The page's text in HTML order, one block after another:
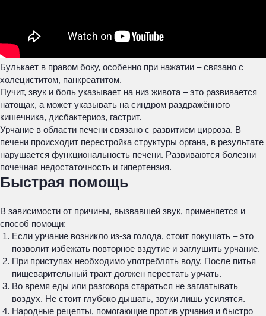
Булькает в правом боку, особенно при нажатии – связано с
холециститом, панкреатитом.
Пучит, звук и боль указывает на низ живота – это развивается
натощак, а может указывать на синдром раздражённого
кишечника, дисбактериоз, гастрит.
Урчание в области печени связано с развитием цирроза. В
печени происходит перестройка структуры органа, в результате
нарушается функциональность печени. Развиваются болезни
почечная недостаточность и гипертензия.
Быстрая помощь
В зависимости от причины, вызвавшей звук, применяется и
способ помощи:
Если урчание возникло из-за голода, стоит покушать – это
позволит избежать повторное вздутие и заглушить урчание.
При приступах необходимо употреблять воду. После питья
пищеварительный тракт должен перестать урчать.
Во время еды или разговора стараться не заглатывать
воздух. Не стоит глубоко дышать, звуки лишь усилятся.
Народные рецепты, помогающие против урчания и быстро